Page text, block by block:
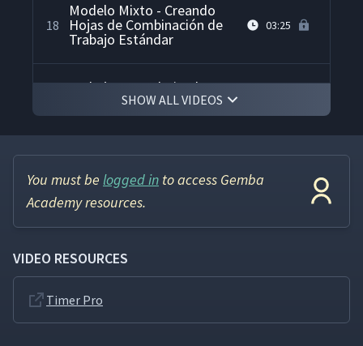
18
Modelo Mixto - Creando
Hojas de Combinación de
Trabajo Estándar
03:25
Trabajo Estandarizado en
Ambientes de Transacciones
20 17:46
SHOW ALL VIDEOS
You must be logged in to access Gemba
Academy resources.
VIDEO RESOURCES
Timer Pro